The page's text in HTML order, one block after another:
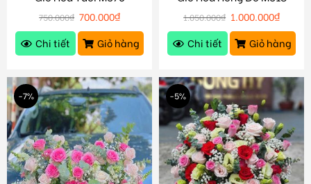
750.000₫ 700.000₫
Chi tiết
Giỏ hàng
1.050.000₫ 1.000.000₫
Chi tiết
Giỏ hàng
-7% -5%